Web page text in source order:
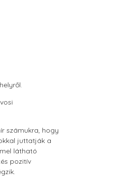
számukra, hogy
juttatják a
látható
pozitív